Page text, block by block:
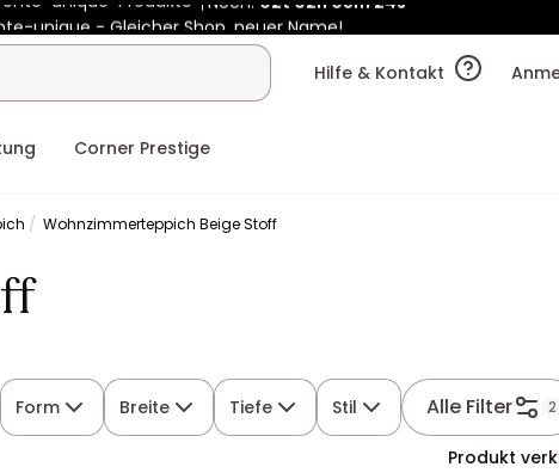
unique - Gleicher Shop, neuer Name!
unique-Produkte Noch:02t
Hilfe & Kontakt
Corner Prestige
Wohnzimmerteppich Beige Stoff
Form Breite Tiefe Stil Alle Filter 2
Produkt